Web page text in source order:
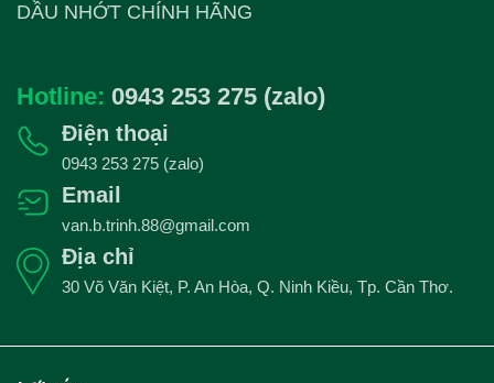
DẦU NHỚT CHÍNH HÃNG
Hotline: 0943 253 275 (zalo)
Điện thoại
0943 253 275 (zalo)
Email
van.b.trinh.88@gmail.com
Địa chỉ
30 Võ Văn Kiệt, P. An Hòa, Q. Ninh Kiều, Tp. Cần Thơ.